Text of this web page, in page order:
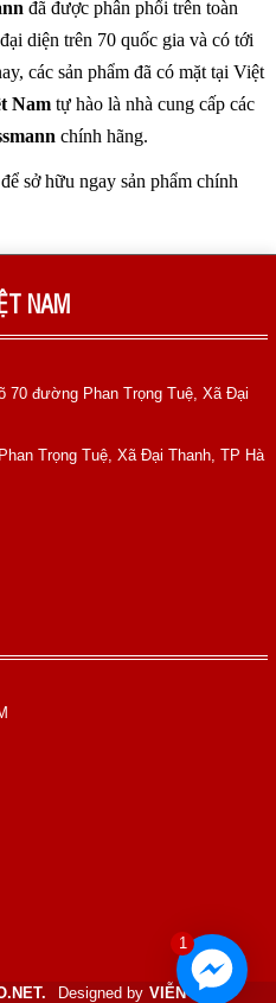
đã được phân phối trên toàn
diện trên 70 quốc gia và có tới
các sản phẩm đã có mặt tại Việt
Nam tự hào là nhà cung cấp các
chính hãng.
để sở hữu ngay sản phẩm chính
NAM
70 đường Phan Trọng Tuệ, Xã Đại
Trọng Tuệ, Xã Đại Thanh, TP Hà
Designed by VIỄN NAM
1